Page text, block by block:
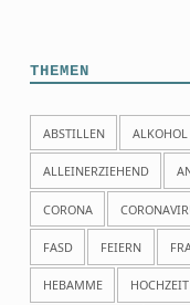
THEMEN
ABSTILLEN ALKOHOL
ALLEINERZIEHEND
CORONA
FASD FEIERN
HEBAMME HOCHZEIT